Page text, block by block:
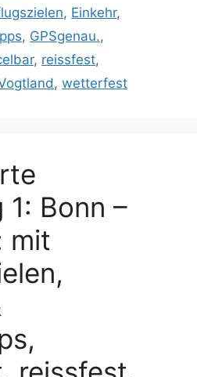
, Einkehr,
, GPSgenau.,
, reissfest,
, wetterfest
1: Bonn –
mit